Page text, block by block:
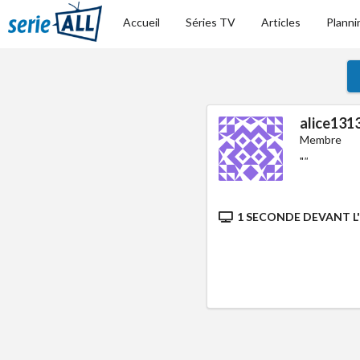
Accueil Séries TV Articles
Membre
""
1 SECONDE DEVANT